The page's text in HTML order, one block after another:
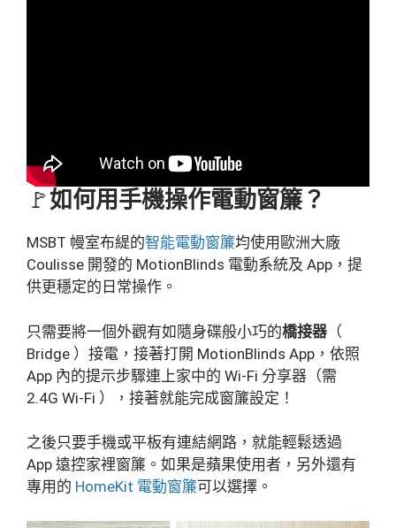
🚩如何用手機操作電動窗簾？
MSBT 幔室布緹的智能電動窗簾均使用歐洲大廠
Coulisse 開發的 MotionBlinds 電動系統及 App，提
供更穩定的日常操作。
只需要將一個外觀有如隨身碟般小巧的橋接器 （
Bridge ）接電，接著打開 MotionBlinds App，依照
App 內的提示步驟連上家中的 Wi-Fi 分享器（需
2.4G Wi-Fi ），接著就能完成窗簾設定！
之後只要手機或平板有連結網路，就能輕鬆透過
App 遠控家裡窗簾。如果是蘋果使用者，另外還有
專用的 HomeKit 電動窗簾可以選擇。